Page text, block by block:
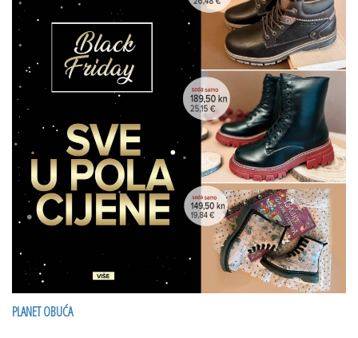
PLANET OBUĆA